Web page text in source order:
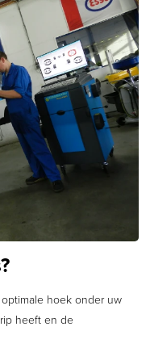
hoek onder uw
heeft en de